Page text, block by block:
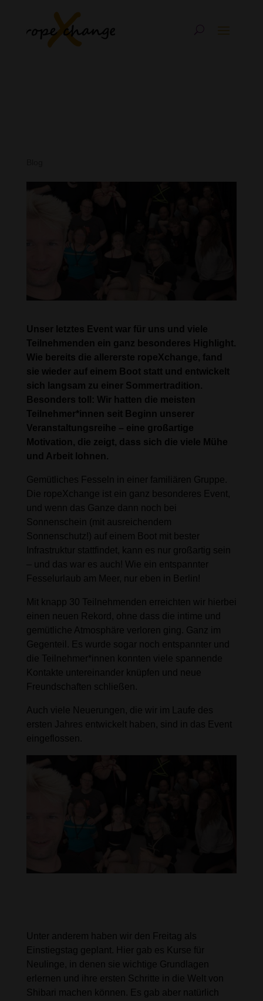
Unser letztes Event war für uns und viele
Teilnehmenden ein ganz besonderes Highlight.
Wie bereits die allererste ropeXchange, fand
sie wieder auf einem Boot statt und entwickelt
sich langsam zu einer Sommertradition.
Besonders toll: Wir hatten die meisten
Teilnehmer*innen seit Beginn unserer
Veranstaltungsreihe – eine großartige
Motivation, die zeigt, dass sich die viele Mühe
und Arbeit lohnen.
Gemütliches Fesseln in einer familiären Gruppe.
Die ropeXchange ist ein ganz besonderes Event,
und wenn das Ganze dann noch bei
Sonnenschein (mit ausreichendem
Sonnenschutz!) auf einem Boot mit bester
Infrastruktur stattfindet, kann es nur großartig sein
– und das war es auch! Wie ein entspannter
Fesselurlaub am Meer, nur eben in Berlin!
Mit knapp 30 Teilnehmenden erreichten wir hierbei
einen neuen Rekord, ohne dass die intime und
gemütliche Atmosphäre verloren ging. Ganz im
Gegenteil. Es wurde sogar noch entspannter und
die Teilnehmer*innen konnten viele spannende
Kontakte untereinander knüpfen und neue
Freundschaften schließen.
Auch viele Neuerungen, die wir im Laufe des
ersten Jahres entwickelt haben, sind in das Event
eingeflossen.
Unter anderem haben wir den Freitag als
Einstiegstag geplant. Hier gab es Kurse für
Neulinge, in denen sie wichtige Grundlagen
erlernen und ihre ersten Schritte in die Welt von
Shibari machen können. Es gab aber natürlich